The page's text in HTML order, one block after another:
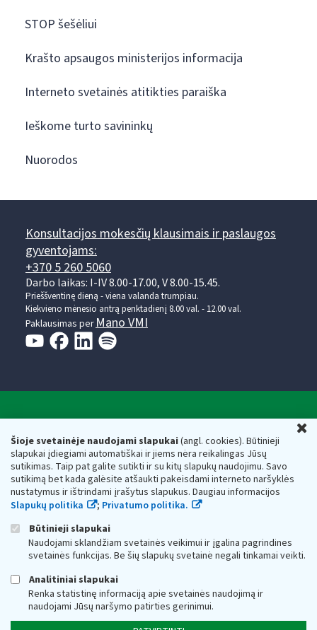
Šioje svetainėje naudojami slapukai(angl. cookies). Būtinieji
slapukai įdiegiami automatiškai ir jiems nėra reikalingas Jūsų
sutikimas. Taip pat galite sutikti ir su kitų slapukų naudojimu. Savo
sutikimą bet kada galėsite atšaukti pakeisdami interneto naršyklės
nustatymus ir ištrindami įrašytus slapukus. Daugiau informacijos
Slapukų politika
; Privatumo politika.
Būtinieji slapukai
Naudojami sklandžiam svetainės veikimui ir įgalina pagrindines
svetainės funkcijas. Be šių slapukų svetainė negali tinkamai veikti.
Analitiniai slapukai
Renka statistinę informaciją apie svetainės naudojimą ir
naudojami Jūsų naršymo patirties gerinimui.
STOP šešėliui
Krašto apsaugos ministerijos informacija
Interneto svetainės atitikties paraiška
Ieškome turto savininkų
Nuorodos
Konsultacijos mokesčių klausimais ir paslaugos
gyventojams:
+370 5 260 5060
Darbo laikas: I-IV 8.00-17.00, V 8.00-15.45.
Prieššventinę dieną - viena valanda trumpiau.
Kiekvieno mėnesio antrą penktadienį 8.00 val. - 12.00 val.
Paklausimas perMano VMI
Valstybinė mokesčių inspekcija prie Lietuvos
Respublikos finansų ministerijos
Biudžetinė įstaiga. Juridinio asmens kodas — 188659752,
adresas: Vasario 16-osios g. 14, 01107 Vilnius, Lietuva, el.paštas:
vmi@vmi.lt , E. pristatymo dėžutės adresas 188659752
Duomenys apie Valstybinę mokesčių inspekciją prie Lietuvos
Respublikos finansų ministerijos kaupiami ir saugomi Juridinių